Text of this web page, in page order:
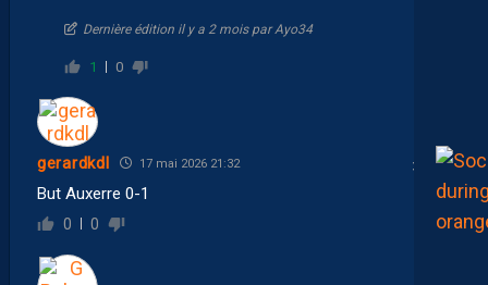
Dernière édition il y a 2 mois par Ayo34
1 0
gerardkdl 17 mai 2026 21:32
But Auxerre 0-1
0 0